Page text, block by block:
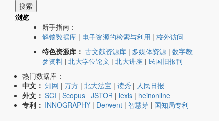
浏览
新手指南：
解锁数据库 | 电子资源的检索与利用 | 校外访问
特色资源库： 古文献资源库 | 多媒体资源 | 数字教
参资料 | 北大学位论文 | 北大讲座 | 民国旧报刊
热门数据库：
中文： 知网 | 万方 | 北大法宝 | 读秀 | 人民日报
外文： SCI | Scopus | JSTOR | lexis | heinonline
专利： INNOGRAPHY | Derwent | 智慧芽 | 国知局专利